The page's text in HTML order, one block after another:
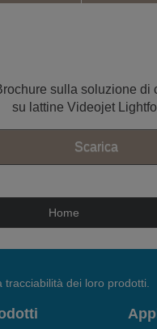
sulla soluzione di
su lattine Videojet
Scarica
Home
dei loro prodotti.